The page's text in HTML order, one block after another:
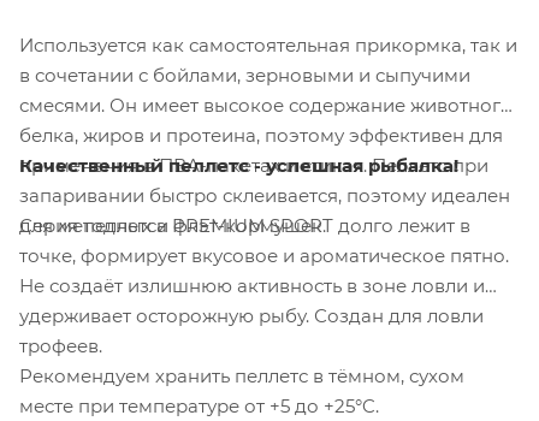
Используется как самостоятельная прикормка, так и
в сочетании с бойлами, зерновыми и сыпучими
смесями. Он имеет высокое содержание животного
белка, жиров и протеина, поэтому эффективен для
применения в ПВА-пакетах и стиках. Пеллетс при
запаривании быстро склеивается, поэтому идеален
для методных и флэт-кормушек.
Качественный пеллетс - успешная рыбалка!
Серия пеллетса PREMIUM SPORT долго лежит в
точке, формирует вкусовое и ароматическое пятно.
Не создаёт излишнюю активность в зоне ловли и
удерживает осторожную рыбу. Создан для ловли
трофеев.
Рекомендуем хранить пеллетс в тёмном, сухом
месте при температуре от +5 до +25°C.